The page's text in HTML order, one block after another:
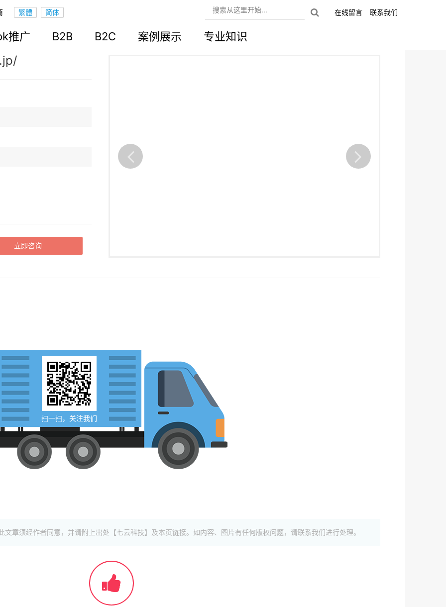
在线留言 联系我们
推广 B2B B2C 案例展示 专业知识
立即咨询
扫一扫，关注我们
章须经作者同意，并请附上出处【七云科技】及本页链接。如内容、图片有任何版权问题，请联系我们进行处理。